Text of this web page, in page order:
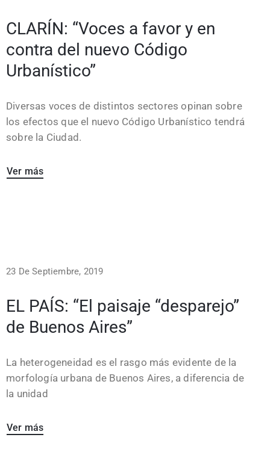
CLARÍN: “Voces a favor y en
contra del nuevo Código
Urbanístico”
Diversas voces de distintos sectores opinan sobre
los efectos que el nuevo Código Urbanístico tendrá
sobre la Ciudad.
Ver más
23 De Septiembre, 2019
EL PAÍS: “El paisaje “desparejo”
de Buenos Aires”
La heterogeneidad es el rasgo más evidente de la
morfología urbana de Buenos Aires, a diferencia de
la unidad
Ver más